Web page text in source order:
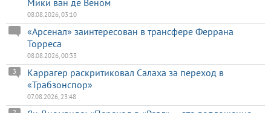
08.08.2026, 03:10
«Арсенал» заинтересован в трансфере Феррана
Торреса
08.08.2026, 00:33
Каррагер раскритиковал Салаха за переход в
«Трабзонспор»
3
07.08.2026, 23:48